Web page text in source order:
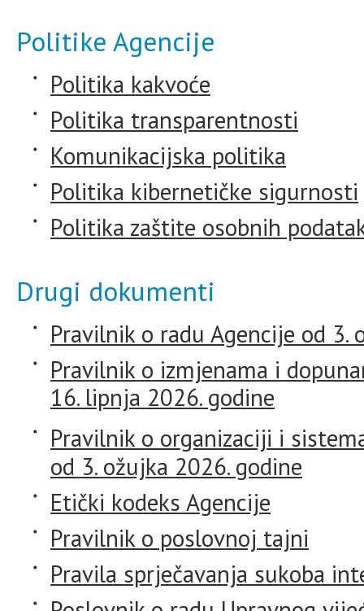
Politike Agencije
Politika kakvoće
Politika transparentnosti
Komunikacijska politika
Politika kibernetičke sigurnosti
Politika zaštite osobnih
Drugi dokumenti
Pravilnik o radu Agencije od 3.
Pravilnik o izmjenama i
16. lipnja 2026. godine
Pravilnik o organizaciji i
od 3. ožujka 2026. godine
Etički kodeks Agencije
Pravilnik o poslovnoj tajni
Pravila sprječavanja sukoba